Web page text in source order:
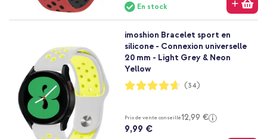
En stock
imoshion Bracelet sport en
silicone - Connexion universelle
20 mm - Light Grey & Neon
Yellow
Notation:
93%
(34)
Prix de vente conseillé12,99 €
9,99 €